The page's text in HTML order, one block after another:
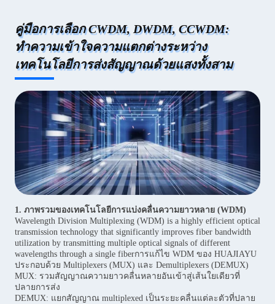
คู่มือการเลือก CWDM, DWDM, CCWDM:
ทำความเข้าใจความแตกต่างระหว่าง
เทคโนโลยีการส่งสัญญาณด้วยแสงทั้งสาม
1. ภาพรวมของเทคโนโลยีการแบ่งคลื่นความยาวหลาย (WDM)
Wavelength Division Multiplexing (WDM) is a highly efficient optical
transmission technology that significantly improves fiber bandwidth
utilization by transmitting multiple optical signals of different
wavelengths through a single fiberการแก้ไข WDM ของ HUAJIAYU
ประกอบด้วย Multiplexers (MUX) และ Demultiplexers (DEMUX)
MUX: รวมสัญญาณความยาวคลื่นหลายอันเข้าสู่เส้นใยเดียวที่
ปลายการส่ง
DEMUX: แยกสัญญาณ multiplexed เป็นระยะคลื่นแต่ละตัวที่ปลาย